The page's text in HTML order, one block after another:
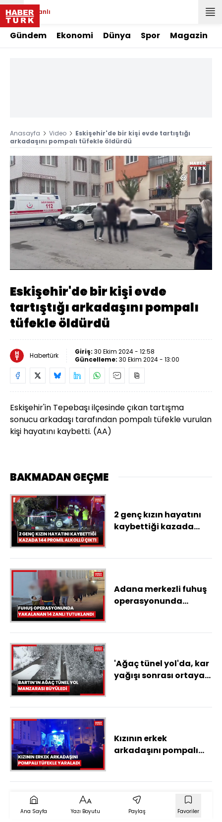
Canlı
Gündem Ekonomi Dünya Spor Magazin
Anasayfa Video
Eskişehir'de bir kişi evde tartıştığı
arkadaşını pompalı tüfekle öldürdü
Sesi
Aç
Yüklendi
41.37%
Oynatma
Hızı
Eskişehir'de bir kişi evde
tartıştığı arkadaşını pompalı
tüfekle öldürdü
Habertürk Giriş: 30 Ekim 2024 - 12:58
Güncelleme: 30 Ekim 2024 - 13:00
Eskişehir'in Tepebaşı ilçesinde çıkan tartışma
sonucu arkadaşı tarafından pompalı tüfekle vurulan
kişi hayatını kaybetti. (AA)
BAKMADAN GEÇME
2 genç kızın hayatını
kaybettiği kazada
Adana merkezli fuhuş
operasyonunda
'Ağaç tünel yol'da, kar
yağışı sonrası ortaya
Kızının erkek
arkadaşını pompalı
Ana Sayfa Yazı Boyutu Paylaş Favoriler